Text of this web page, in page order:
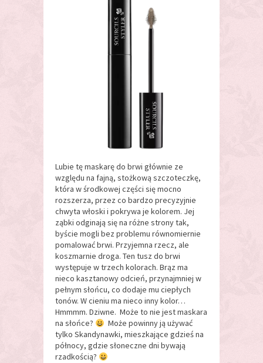
Lubie tę maskarę do brwi głównie ze
względu na fajną, stożkową szczoteczkę,
która w środkowej części się mocno
rozszerza, przez co bardzo precyzyjnie
chwyta włoski i pokrywa je kolorem. Jej
ząbki odginają się na różne strony tak,
byście mogli bez problemu równomiernie
pomalować brwi. Przyjemna rzecz, ale
koszmarnie droga. Ten tusz do brwi
występuje w trzech kolorach. Brąz ma
nieco kasztanowy odcień, przynajmniej w
pełnym słońcu, co dodaje mu ciepłych
tonów. W cieniu ma nieco inny kolor…
Hmmmm. Dziwne. Może to nie jest maskara
na słońce?
Może powinny ją używać
tylko Skandynawki, mieszkające gdzieś na
północy, gdzie słoneczne dni bywają
rzadkością?